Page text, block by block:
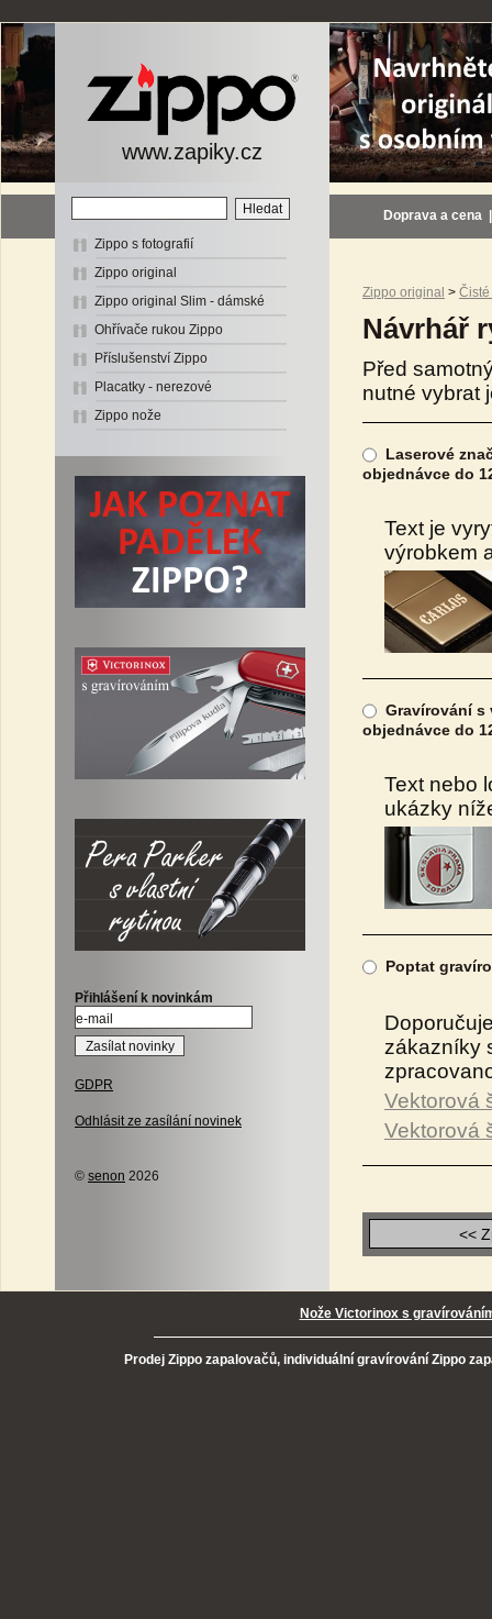
www.zapiky.cz
Zippo s fotografií
Zippo original
Zippo original Slim - dámské
Ohřívače rukou Zippo
Příslušenství Zippo
Placatky - nerezové
Zippo nože
Přihlášení k novinkám
GDPR
Odhlásit ze zasílání novinek
© senon 2026
Doprava a cena
Zippo original >
Návrhář
Před
nutné vybrat
Laserové
objednávce do
Text je
výrobkem
Gravírování s
objednávce do
Text nebo
ukázky
Poptat
zákazníky
Vektorová
Vektorová
<<
Nože Victorinox s
Prodej Zippo zapalovačů, individuální gravírování Zippo